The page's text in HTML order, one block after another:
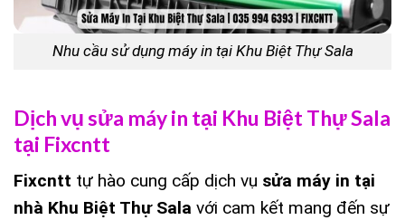
Nhu cầu sử dụng máy in tại Khu Biệt Thự Sala
Dịch vụ sửa máy in tại Khu Biệt Thự Sala
tại Fixcntt
Fixcntt tự hào cung cấp dịch vụ sửa máy in tại
nhà Khu Biệt Thự Sala với cam kết mang đến sự